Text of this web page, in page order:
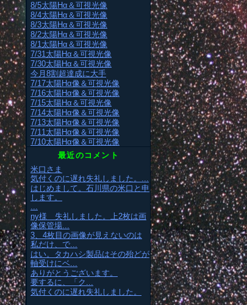
8/5太陽Hα＆可視光像
8/4太陽Hα＆可視光像
8/3太陽Hα＆可視光像
8/2太陽Hα＆可視光像
8/1太陽Hα＆可視光像
7/31太陽Hα＆可視光像
7/30太陽Hα＆可視光像
今月8割超達成に大手
7/17太陽Hα像＆可視光像
7/16太陽Hα像＆可視光像
7/15太陽Hα＆可視光像
7/14太陽Hα像＆可視光像
7/13太陽Hα像＆可視光像
7/11太陽Hα像＆可視光像
7/10太陽Hα像＆可視光像
最近のコメント
米口さま
気付くのに遅れ失礼しました。...
はじめまして。石川県の米口と申
します。
...
ny様 失礼しました。上2枚は画
像保管場...
3、4枚目の画像が見えないのは
私だけ、で...
はい。タカハシ製品はその殆どが
軸受けにベ...
ありがとうございます。
要するに、「ク...
気付くのに遅れ失礼しました。